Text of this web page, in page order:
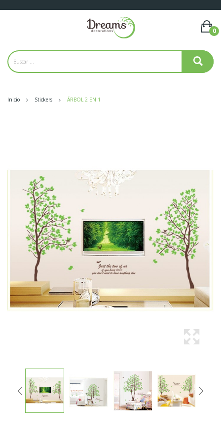
0
Inicio Stickers ÁRBOL 2 EN 1